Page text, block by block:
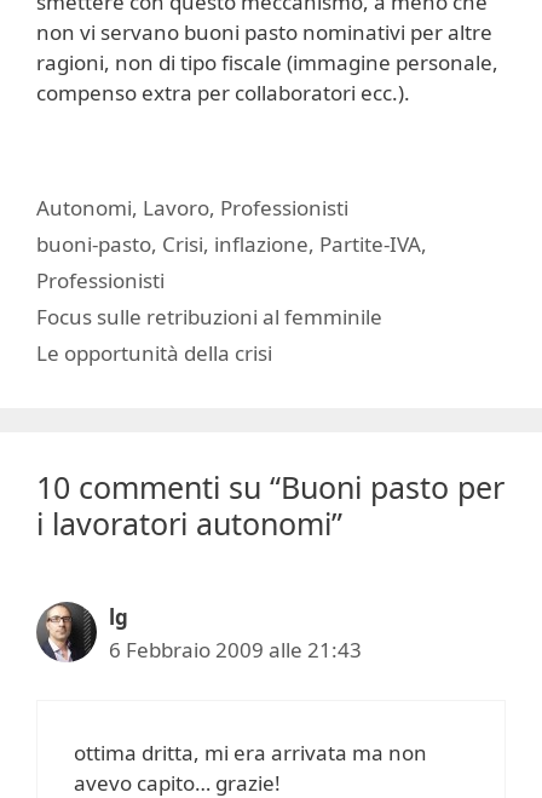
non vi servano buoni pasto nominativi per altre
ragioni, non di tipo fiscale (immagine personale,
compenso extra per collaboratori ecc.).
Categorie
Autonomi, Lavoro, Professionisti
Tag
buoni-pasto, Crisi, inflazione, Partite-IVA,
Professionisti
Focus sulle retribuzioni al femminile
Le opportunità della crisi
10 commenti su “Buoni pasto per
i lavoratori autonomi”
lg
6 Febbraio 2009 alle 21:43
ottima dritta, mi era arrivata ma non
avevo capito… grazie!